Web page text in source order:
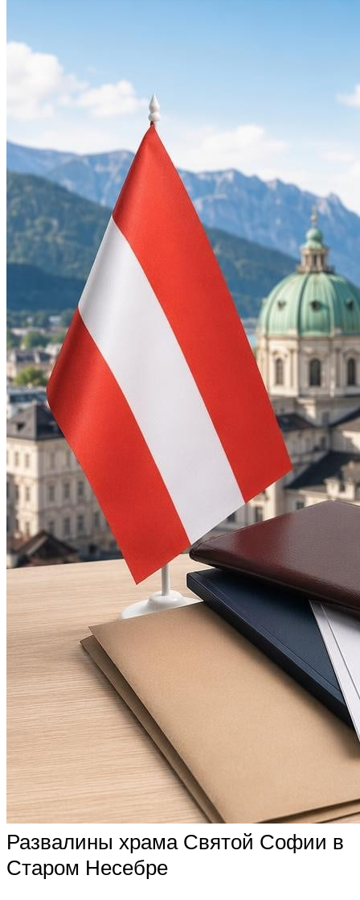
Развалины храма Святой Софии в
Старом Несебре